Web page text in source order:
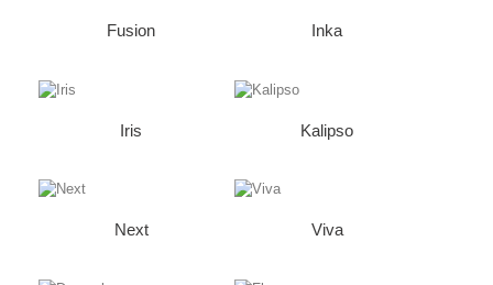
Fusion Inka
Iris Kalipso
Next Viva